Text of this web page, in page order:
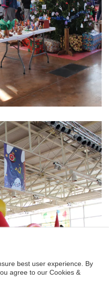
best user experience. By
agree to our Cookies &